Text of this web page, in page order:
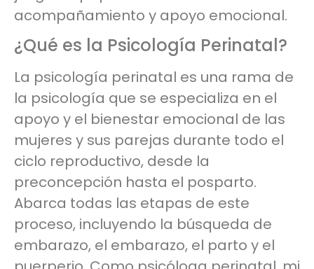
acompañamiento y apoyo emocional.
¿Qué es la Psicología Perinatal?
La psicología perinatal es una rama de
la psicología que se especializa en el
apoyo y el bienestar emocional de las
mujeres y sus parejas durante todo el
ciclo reproductivo, desde la
preconcepción hasta el posparto.
Abarca todas las etapas de este
proceso, incluyendo la búsqueda de
embarazo, el embarazo, el parto y el